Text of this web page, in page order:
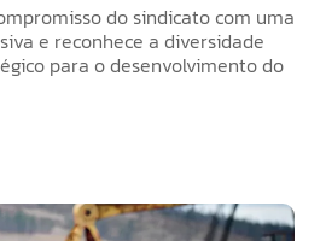
do sindicato com uma
e reconhece a diversidade
para o desenvolvimento do